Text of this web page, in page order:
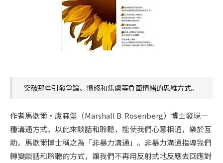
突破那些引發爭論、憤怒和焦慮等負面情緒的思維方式。
作者馬歇爾・盧森堡（Marshall B. Rosenberg）博士發現一
種溝通方式，以此來談話和聆聽，能使我們心意相通，樂於互
助。馬歇爾博士稱之為「非暴力溝通」。非暴力溝通指導我們
轉變談話和聆聽的方式，讓我們不再用反射式地反應去回應對